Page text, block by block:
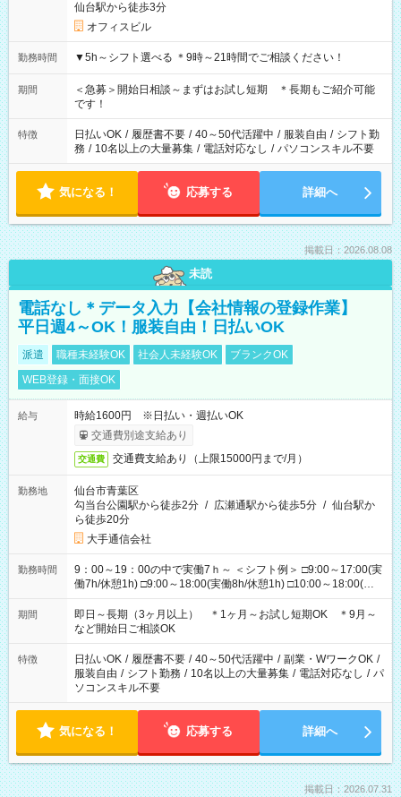
仙台駅から徒歩3分
オフィスビル
勤務時間 ▼5h～シフト選べる ＊9時～21時間でご相談ください！
期間
＜急募＞開始日相談～まずはお試し短期 ＊長期もご紹介可能
です！
特徴 日払いOK / 履歴書不要 / 40～50代活躍中 / 服装自由 / シフト勤
務 / 10名以上の大量募集 / 電話対応なし / パソコンスキル不要
気になる！ 応募する 詳細へ
掲載日：2026.08.08
未読
電話なし＊データ入力【会社情報の登録作業】
平日週4～OK！服装自由！日払いOK
派遣 職種未経験OK 社会人未経験OK
ブランクOK
WEB登録・面接OK
給与
時給1600円 ※日払い・週払いOK
交通費別途支給あり
交通費 交通費支給あり（上限15000円まで/月）
勤務地
仙台市青葉区
勾当台公園駅から徒歩2分 / 広瀬通駅から徒歩5分 / 仙台駅か
ら徒歩20分
大手通信会社
勤務時間
9：00～19：00の中で実働7ｈ～ ＜シフト例＞ □9:00～17:00(実
働7h/休憩1h) □9:00～18:00(実働8h/休憩1h) □10:00～18:00(実
働7h/休憩1h) □10:00～19:00(実働8h/休憩1h) ＊時間固定ＯＫ
期間
即日～長期（3ヶ月以上） ＊1ヶ月～お試し短期OK ＊9月～
など開始日ご相談OK
特徴 日払いOK / 履歴書不要 / 40～50代活躍中 / 副業・WワークOK /
服装自由 / シフト勤務 / 10名以上の大量募集 / 電話対応なし / パ
ソコンスキル不要
気になる！ 応募する 詳細へ
掲載日：2026.07.31